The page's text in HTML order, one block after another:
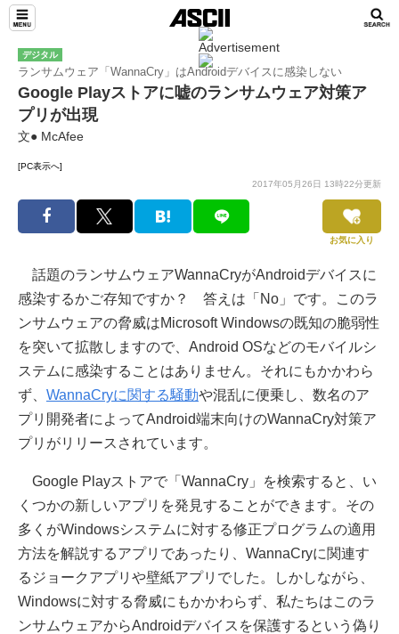
デジタル
ランサムウェア「WannaCry」はAndroidデバイスに感染しない
Google Playストアに嘘のランサムウェア対策ア
プリが出現
文● McAfee
[PC表示へ]
2017年05月26日 13時22分更新
お気に入り
話題のランサムウェアWannaCryがAndroidデバイスに
感染するかご存知ですか？ 答えは「No」です。このラ
ンサムウェアの脅威はMicrosoft Windowsの既知の脆弱性
を突いて拡散しますので、Android OSなどのモバイルシ
ステムに感染することはありません。それにもかかわら
ず、 WannaCryに関する騒動や混乱に便乗し、数名のア
プリ開発者によってAndroid端末向けのWannaCry対策ア
プリがリリースされています。
Google Playストアで「WannaCry」を検索すると、い
くつかの新しいアプリを発見することができます。その
多くがWindowsシステムに対する修正プログラムの適用
方法を解説するアプリであったり、WannaCryに関連す
るジョークアプリや壁紙アプリでした。しかしながら、
Windowsに対する脅威にもかかわらず、私たちはこのラ
ンサムウェアからAndroidデバイスを保護するという偽り